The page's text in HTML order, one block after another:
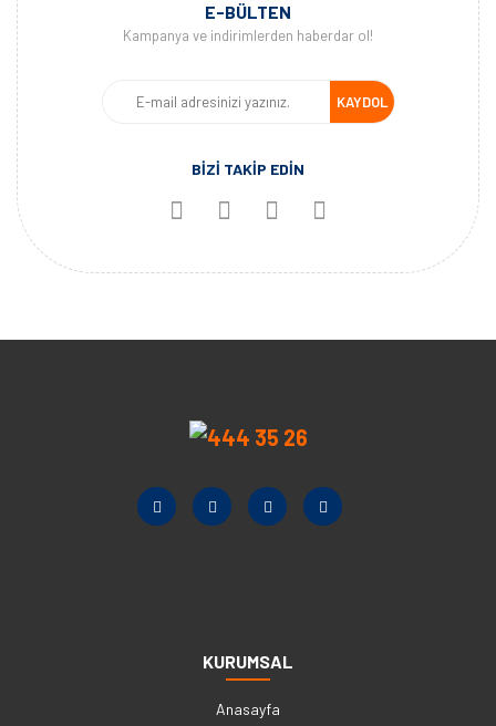
E-BÜLTEN
Kampanya ve indirimlerden haberdar ol!
KAYDOL
BİZİ TAKİP EDİN
KURUMSAL
Anasayfa